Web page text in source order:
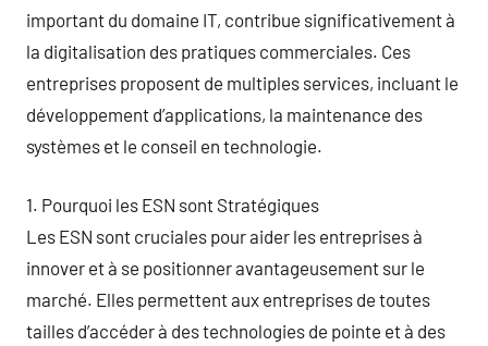
important du domaine IT, contribue significativement à
la digitalisation des pratiques commerciales. Ces
entreprises proposent de multiples services, incluant le
développement d’applications, la maintenance des
systèmes et le conseil en technologie.
1. Pourquoi les ESN sont Stratégiques
Les ESN sont cruciales pour aider les entreprises à
innover et à se positionner avantageusement sur le
marché. Elles permettent aux entreprises de toutes
tailles d’accéder à des technologies de pointe et à des